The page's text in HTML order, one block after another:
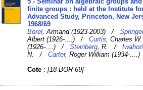
finite groups : held at the Institute
Advanced Study, Princeton, New
1968/69
Borel , Armand (1923-2003) /
Albert (1926-....) /Curtis , Charles W.
(1926-....) /Steinberg , R. /Iwahori
N. /Carter, Roger William (1934-....)
Cote :[18 BOR 69]